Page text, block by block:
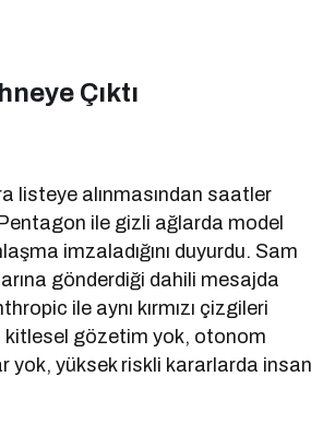
Çıktı
listeye alınmasından saatler
ile gizli ağlarda model
imzaladığını duyurdu. Sam
gönderdiği dahili mesajda
ile aynı kırmızı çizgileri
kitlesel gözetim yok, otonom
yok, yüksek riskli kararlarda insan